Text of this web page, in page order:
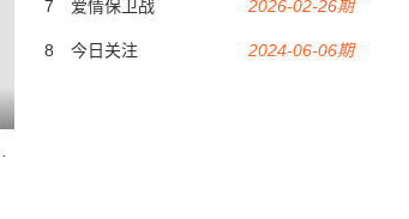
2026-02-26期
7 爱情保卫战
2024-06-06期
8 今日关注